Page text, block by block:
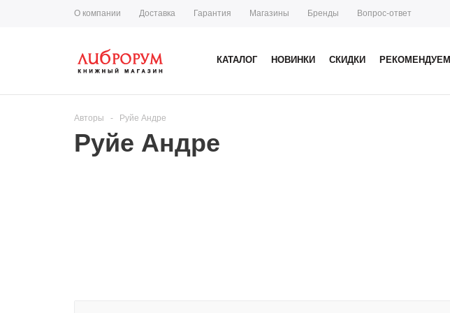
О компании Доставка Гарантия Магазины Бренды Вопрос-ответ
КАТАЛОГ НОВИНКИ СКИДКИ РЕКОМЕНДУЕМ
Авторы - Руйе Андре
Руйе Андре